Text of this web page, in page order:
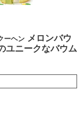
ーヘン メロンバウ
ユニークなバウム